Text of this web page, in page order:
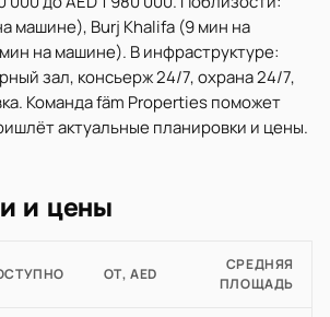
машине), Burj Khalifa (9 мин на
на машине). В инфраструктуре:
зал, консьерж 24/7, охрана 24/7,
Команда fäm Properties поможет
актуальные планировки и цены.
и цены
ОТ, AED
СРЕДНЯЯ
ПЛОЩАДЬ